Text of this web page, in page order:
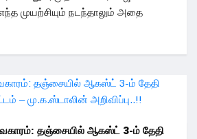
முயற்சியும் நடந்தாலும் அதை
தஞ்சையில் ஆகஸ்ட் 3-ம் தேதி